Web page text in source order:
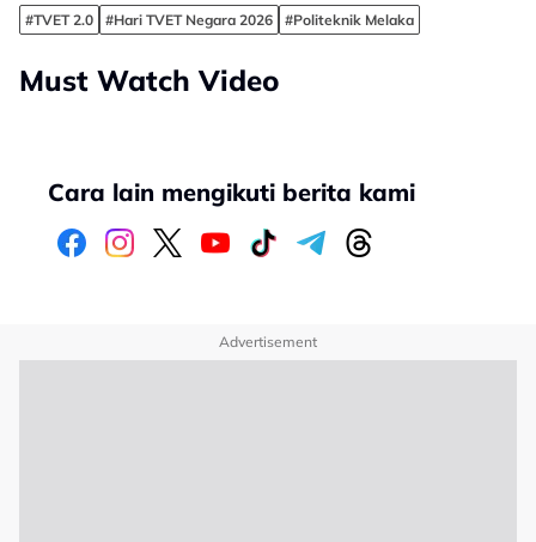
#TVET 2.0 #Hari TVET Negara 2026 #Politeknik Melaka
Must Watch Video
Cara lain mengikuti berita kami
Advertisement